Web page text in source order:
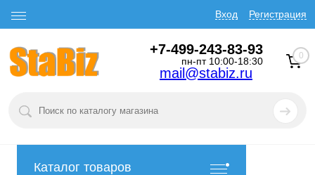
Вход Регистрация
+7-499-243-83-93
пн-пт 10:00-18:30
mail@stabiz.ru
0
Каталог товаров